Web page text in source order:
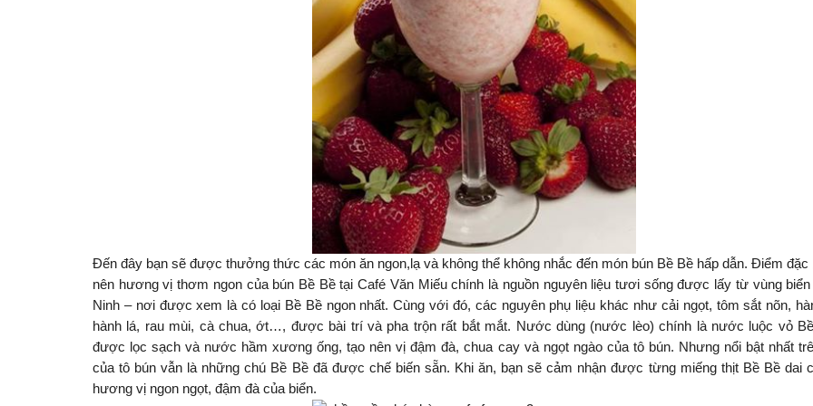
Đến đây bạn sẽ được thưởng thức các món ăn ngon,lạ và không thể không nhắc đến món bún Bề Bề hấp dẫn. Điểm đặc
nên hương vị thơm ngon của bún Bề Bề tại Café Văn Miếu chính là nguồn nguyên liệu tươi sống được lấy từ vùng biển
Ninh – nơi được xem là có loại Bề Bề ngon nhất. Cùng với đó, các nguyên phụ liệu khác như cải ngọt, tôm sắt nõn,
hành lá, rau mùi, cà chua, ớt…, được bài trí và pha trộn rất bắt mắt. Nước dùng (nước lèo) chính là nước luộc vỏ
được lọc sạch và nước hầm xương ống, tạo nên vị đậm đà, chua cay và ngọt ngào của tô bún. Nhưng nổi bật nhất
của tô bún vẫn là những chú Bề Bề đã được chế biến sẵn. Khi ăn, bạn sẽ cảm nhận được từng miếng thịt Bề Bề dai
hương vị ngon ngọt, đậm đà của biển.